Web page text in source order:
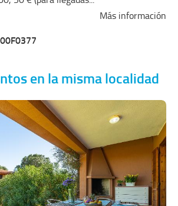
Más información
en la misma localidad